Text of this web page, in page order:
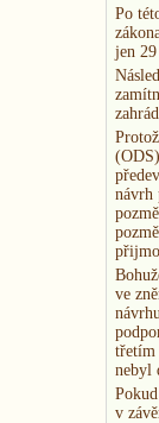
Po
jen
návrh
ve
třetím
nebyl
v